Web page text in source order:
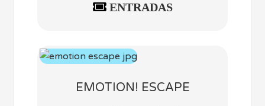
ENTRADAS
EMOTION! ESCAPE